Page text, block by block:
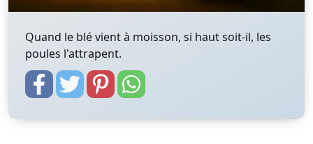
Quand le blé vient à moisson, si haut soit-il, les
poules l'attrapent.